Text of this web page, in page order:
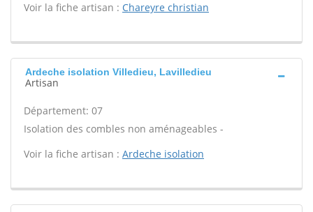
Voir la fiche artisan : Chareyre christian
Ardeche isolation Villedieu, Lavilledieu
Artisan
Département: 07
Isolation des combles non aménageables -
Voir la fiche artisan : Ardeche isolation